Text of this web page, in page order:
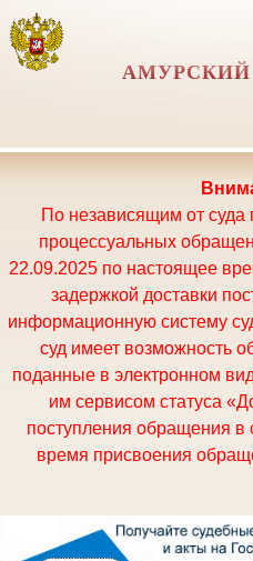
АМУРСКИЙ
По независящим от суда
процессуальных
22.09.2025 по настоящее
задержкой доставки
информационную систему
суд имеет возможность
поданные в электронном
им сервисом статуса
поступления обращения в
время присвоения